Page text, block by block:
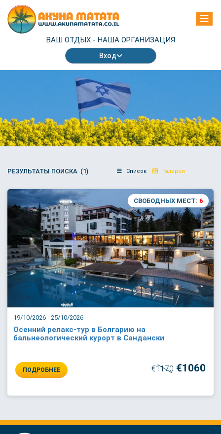
ВАШ ОТДЫХ - НАША ОРГАНИЗАЦИЯ
Вход
РЕЗУЛЬТАТЫ ПОИСКА (1) Список Галерея
19/10/2026 - 25/10/2026
СВОБОДНЫХ МЕСТ: 6
Осенний релакс-тур в Болгарию на
бальнеологический курорт в Сандански
ПОДРОБНЕЕ €1170 €1060